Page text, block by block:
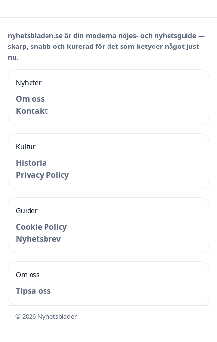
nyhetsbladen.se är din moderna nöjes- och nyhetsguide —
skarp, snabb och kurerad för det som betyder något just
nu.
Nyheter
Om oss
Kontakt
Kultur
Historia
Privacy Policy
Guider
Cookie Policy
Nyhetsbrev
Om oss
Tipsa oss
© 2026 Nyhetsbladen